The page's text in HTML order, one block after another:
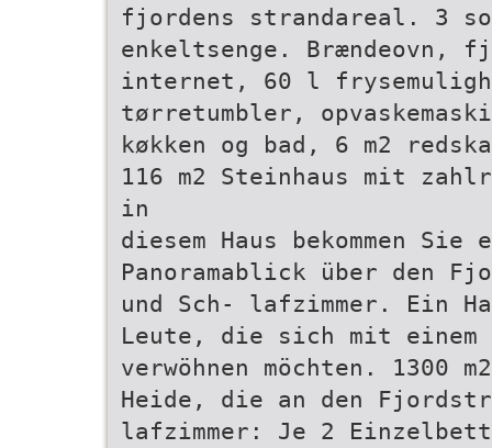
fjordens strandareal. 3
enkeltsenge. Brændeovn,
internet, 60 l
tørretumbler,
køkken og bad, 6 m2
116 m2 Steinhaus mit
in
diesem Haus bekommen
Panoramablick über den
und Sch- lafzimmer. Ein
Leute, die sich mit
verwöhnen möchten. 1300
Heide, die an den
lafzimmer: Je 2